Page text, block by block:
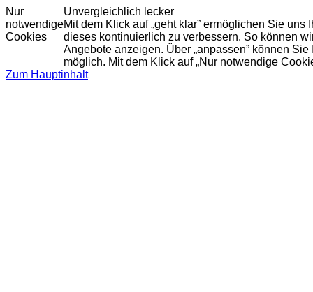
Nur
notwendige
Cookies
Unvergleichlich lecker
Mit dem Klick auf „geht klar” ermöglichen Sie
dieses kontinuierlich zu verbessern. So können
Angebote anzeigen. Über „anpassen” können
möglich. Mit dem Klick auf „Nur notwendige
Zum Hauptinhalt